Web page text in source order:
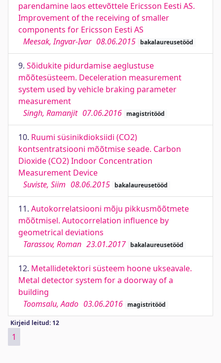
parendamine laos ettevõttele Ericsson Eesti AS.
Improvement of the receiving of smaller
components for Ericsson Eesti AS
Meesak, Ingvar-Ivar 08.06.2015 bakalaureusetööd
9. Sõidukite pidurdamise aeglustuse
mõõtesüsteem. Deceleration measurement
system used by vehicle braking parameter
measurement
Singh, Ramanjit 07.06.2016 magistritööd
10. Ruumi süsinikdioksiidi (CO2)
kontsentratsiooni mõõtmise seade. Carbon
Dioxide (CO2) Indoor Concentration
Measurement Device
Suviste, Siim 08.06.2015 bakalaureusetööd
11. Autokorrelatsiooni mõju pikkusmõõtmete
mõõtmisel. Autocorrelation influence by
geometrical deviations
Tarassov, Roman 23.01.2017 bakalaureusetööd
12. Metallidetektori süsteem hoone ukseavale.
Metal detector system for a doorway of a
building
Toomsalu, Aado 03.06.2016 magistritööd
Kirjeid leitud: 12
1